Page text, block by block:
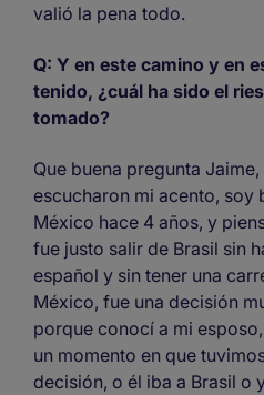
valió la pena todo.
Q: Y en este camino y en
tenido, ¿cuál ha sido el
tomado?
Que buena pregunta
escucharon mi acento, soy
México hace 4 años, y
fue justo salir de Brasil sin
español y sin tener una
México, fue una decisión
porque conocí a mi
un momento en que
decisión, o él iba a Brasil o